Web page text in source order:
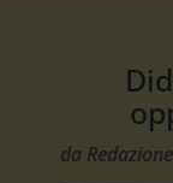
da Redazione